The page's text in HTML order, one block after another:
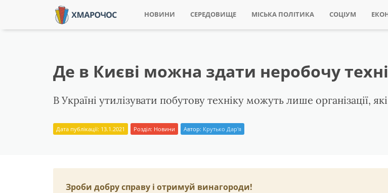
НОВИНИ СЕРЕДОВИЩЕ МІСЬКА ПОЛІТИКА СОЦІУМ
Де в Києві можна здати неробочу
В Україні утилізувати побутову техніку можуть лише організації,
Дата публікації: 13.1.2021 Розділ: Новини Автор: Крутько Дар'я
Зроби добру справу і отримуй винагороди!